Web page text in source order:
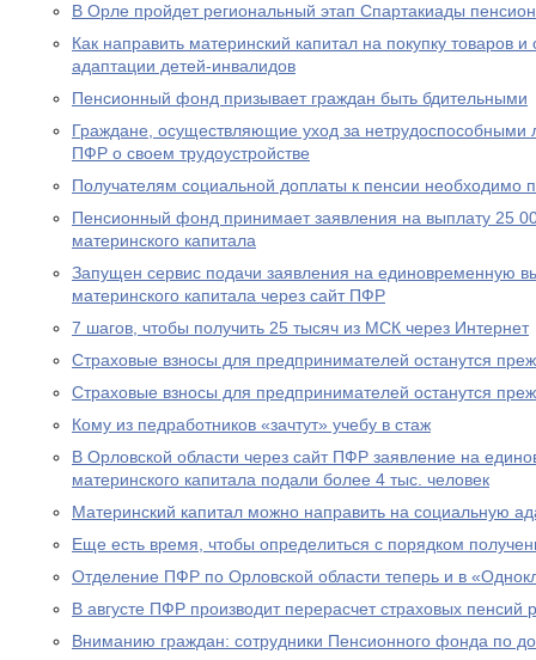
В Орле пройдет региональный этап Спартакиады
Как направить материнский капитал на покупку товаров
адаптации детей-инвалидов
Пенсионный фонд призывает граждан быть бдительными
Граждане, осуществляющие уход за
ПФР о своем трудоустройстве
Получателям социальной доплаты к пенсии необходимо
Пенсионный фонд принимает заявления на выплату 25
материнского капитала
Запущен сервис подачи заявления на единовременную
материнского капитала через сайт ПФР
7 шагов, чтобы получить 25 тысяч из МСК через Интернет
Страховые взносы для предпринимателей останутся
Страховые взносы для предпринимателей останутся
Кому из педработников «зачтут» учебу в стаж
В Орловской области через сайт ПФР заявление на
материнского капитала подали более 4 тыс. человек
Материнский капитал можно направить на социальную
Еще есть время, чтобы определиться с порядком
Отделение ПФР по Орловской области теперь и в
В августе ПФР производит перерасчет страховых
Вниманию граждан: сотрудники Пенсионного фонда по